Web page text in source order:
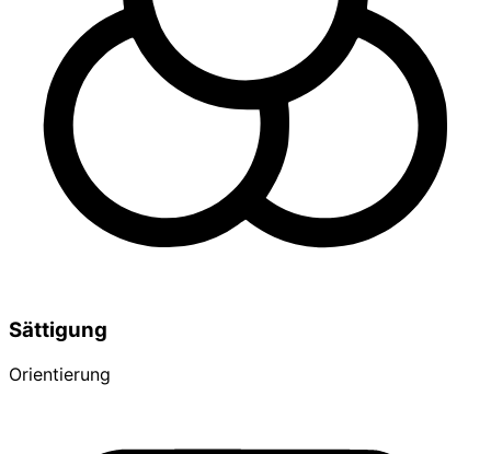
Sättigung
Orientierung